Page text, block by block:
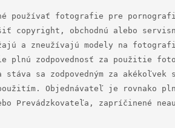
používať fotografie pre
copyright, obchodnú alebo
a zneužívajú modely na
plnú zodpovednosť za použitie
stáva sa zodpovedným za
Objednávateľ je rovnako
Prevádzkovateľa, zapríčinené